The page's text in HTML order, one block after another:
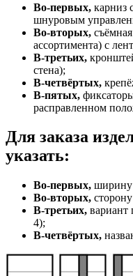
Во-первых, карниз
шнуровым
Во-вторых,
ассортимента) с
В-третьих,
стена);
В-четвёртых,
В-пятых,
расправленном
Для заказа
указать:
Во-первых, ширину
Во-вторых,
В-третьих,
4);
В-четвёртых,